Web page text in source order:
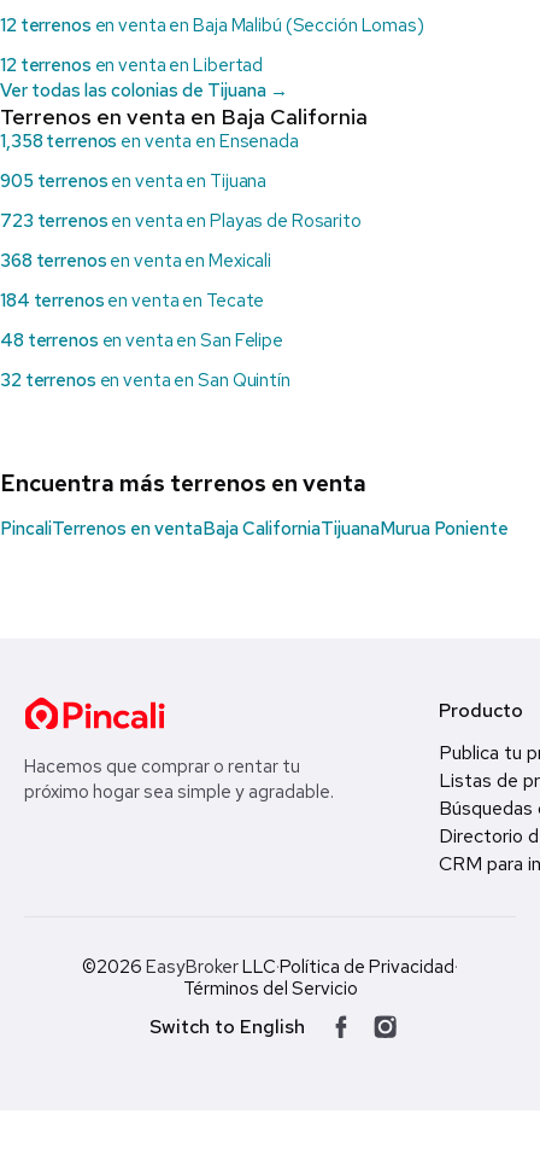
12 terrenos en venta en Baja Malibú (Sección Lomas)
12 terrenos en venta en Libertad
Ver todas las colonias de Tijuana →
Terrenos en venta en Baja California
1,358 terrenos en venta en Ensenada
905 terrenos en venta en Tijuana
723 terrenos en venta en Playas de Rosarito
368 terrenos en venta en Mexicali
184 terrenos en venta en Tecate
48 terrenos en venta en San Felipe
32 terrenos en venta en San Quintín
Encuentra más terrenos en venta
PincaliTerrenos en ventaBaja CaliforniaTijuanaMurua Poniente
Hacemos que comprar o rentar tu
próximo hogar sea simple y agradable.
Producto
Publica tu
Listas de
Búsquedas
Directorio
CRM para
©2026 EasyBrokerLLC·Política de Privacidad·
Términos del Servicio
Switch to English